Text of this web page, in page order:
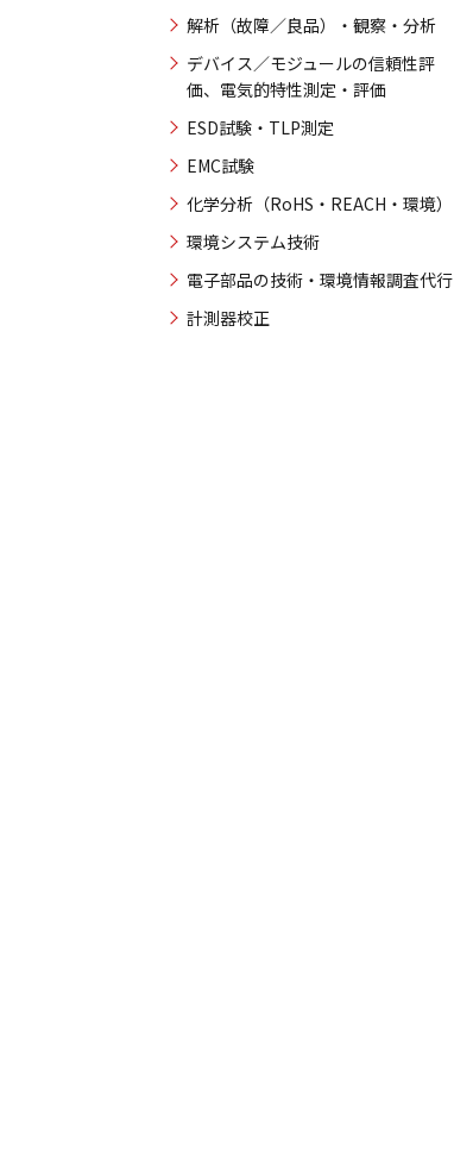
解析（故障／良品）・観察・分析
デバイス／モジュールの信頼性評
価、電気的特性測定・評価
ESD試験・TLP測定
EMC試験
化学分析（RoHS・REACH・環境）
環境システム技術
電子部品の技術・環境情報調査代行
計測器校正